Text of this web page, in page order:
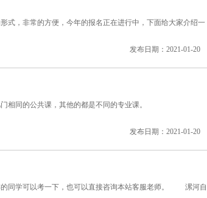
，非常的方便，今年的报名正在进行中，下面给大家介绍一
发布日期：2021-01-20
同的公共课，其他的都是不同的专业课。
发布日期：2021-01-20
同学可以考一下，也可以直接咨询本站客服老师。 漯河